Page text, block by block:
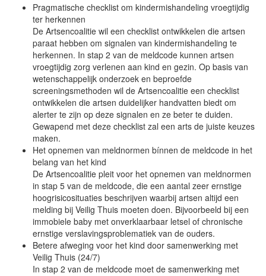
Pragmatische checklist om kindermishandeling vroegtijdig
ter herkennen
De Artsencoalitie wil een checklist ontwikkelen die artsen
paraat hebben om signalen van kindermishandeling te
herkennen. In stap 2 van de meldcode kunnen artsen
vroegtijdig zorg verlenen aan kind en gezin. Op basis van
wetenschappelijk onderzoek en beproefde
screeningsmethoden wil de Artsencoalitie een checklist
ontwikkelen die artsen duidelijker handvatten biedt om
alerter te zijn op deze signalen en ze beter te duiden.
Gewapend met deze checklist zal een arts de juiste keuzes
maken.
Het opnemen van meldnormen bínnen de meldcode in het
belang van het kind
De Artsencoalitie pleit voor het opnemen van meldnormen
in stap 5 van de meldcode, die een aantal zeer ernstige
hoogrisicosituaties beschrijven waarbij artsen altijd een
melding bij Veilig Thuis moeten doen. Bijvoorbeeld bij een
immobiele baby met onverklaarbaar letsel of chronische
ernstige verslavingsproblematiek van de ouders.
Betere afweging voor het kind door samenwerking met
Veilig Thuis (24/7)
In stap 2 van de meldcode moet de samenwerking met